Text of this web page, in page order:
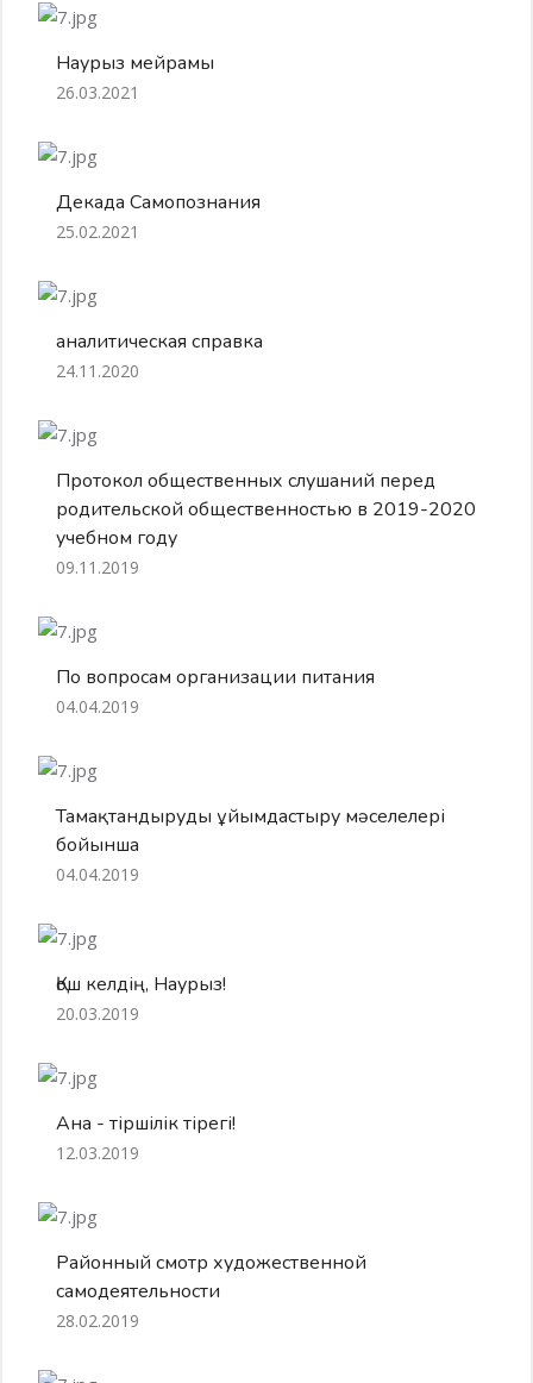
Наурыз мейрамы
26.03.2021
Декада Самопознания
25.02.2021
аналитическая справка
24.11.2020
Протокол общественных слушаний перед
родительской общественностью в 2019-2020
учебном году
09.11.2019
По вопросам организации питания
04.04.2019
Тамақтандыруды ұйымдастыру мәселелері
бойынша
04.04.2019
Қош келдің, Наурыз!
20.03.2019
Ана - тіршілік тірегі!
12.03.2019
Районный смотр художественной
самодеятельности
28.02.2019